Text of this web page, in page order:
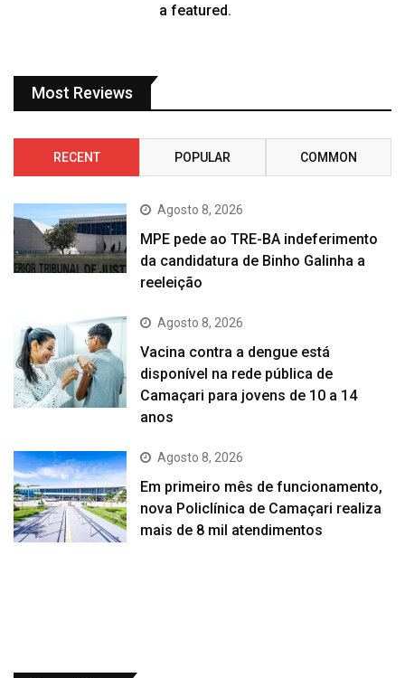
a featured.
Most Reviews
RECENT POPULAR COMMON
Agosto 8, 2026
MPE pede ao TRE-BA indeferimento
da candidatura de Binho Galinha a
reeleição
Agosto 8, 2026
Vacina contra a dengue está
disponível na rede pública de
Camaçari para jovens de 10 a 14
anos
Agosto 8, 2026
Em primeiro mês de funcionamento,
nova Policlínica de Camaçari realiza
mais de 8 mil atendimentos